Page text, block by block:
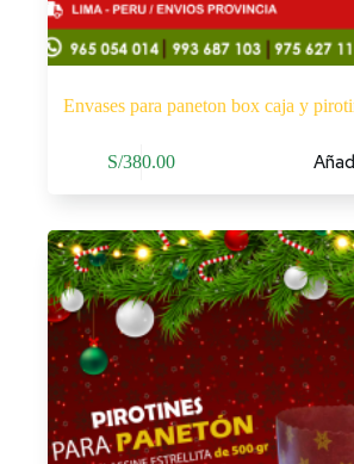
Envases para paneton box caja y
S/380.00